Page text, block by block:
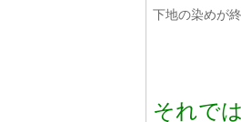
下地の染めが
それで